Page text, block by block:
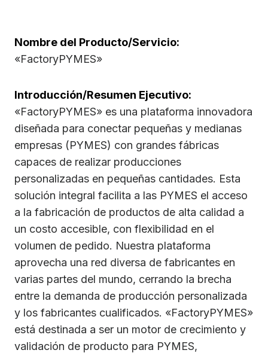
Nombre del Producto/Servicio:
«FactoryPYMES»
Introducción/Resumen Ejecutivo:
«FactoryPYMES» es una plataforma innovadora
diseñada para conectar pequeñas y medianas
empresas (PYMES) con grandes fábricas
capaces de realizar producciones
personalizadas en pequeñas cantidades. Esta
solución integral facilita a las PYMES el acceso
a la fabricación de productos de alta calidad a
un costo accesible, con flexibilidad en el
volumen de pedido. Nuestra plataforma
aprovecha una red diversa de fabricantes en
varias partes del mundo, cerrando la brecha
entre la demanda de producción personalizada
y los fabricantes cualificados. «FactoryPYMES»
está destinada a ser un motor de crecimiento y
validación de producto para PYMES,